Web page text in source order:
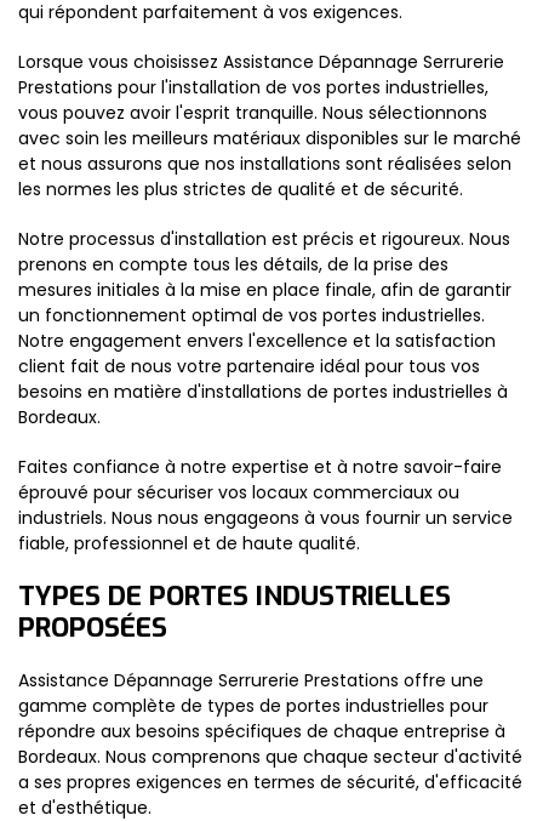
qui répondent parfaitement à vos exigences.
Lorsque vous choisissez Assistance Dépannage Serrurerie
Prestations pour l'installation de vos portes industrielles,
vous pouvez avoir l'esprit tranquille. Nous sélectionnons
avec soin les meilleurs matériaux disponibles sur le marché
et nous assurons que nos installations sont réalisées selon
les normes les plus strictes de qualité et de sécurité.
Notre processus d'installation est précis et rigoureux. Nous
prenons en compte tous les détails, de la prise des
mesures initiales à la mise en place finale, afin de garantir
un fonctionnement optimal de vos portes industrielles.
Notre engagement envers l'excellence et la satisfaction
client fait de nous votre partenaire idéal pour tous vos
besoins en matière d'installations de portes industrielles à
Bordeaux.
Faites confiance à notre expertise et à notre savoir-faire
éprouvé pour sécuriser vos locaux commerciaux ou
industriels. Nous nous engageons à vous fournir un service
fiable, professionnel et de haute qualité.
TYPES DE PORTES INDUSTRIELLES
PROPOSÉES
Assistance Dépannage Serrurerie Prestations offre une
gamme complète de types de portes industrielles pour
répondre aux besoins spécifiques de chaque entreprise à
Bordeaux. Nous comprenons que chaque secteur d'activité
a ses propres exigences en termes de sécurité, d'efficacité
et d'esthétique.